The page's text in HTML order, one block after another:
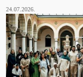
24.07.2026.